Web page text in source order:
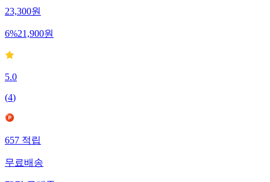
23,300원
6%21,900원
5.0
(4)
657 적립
무료배송